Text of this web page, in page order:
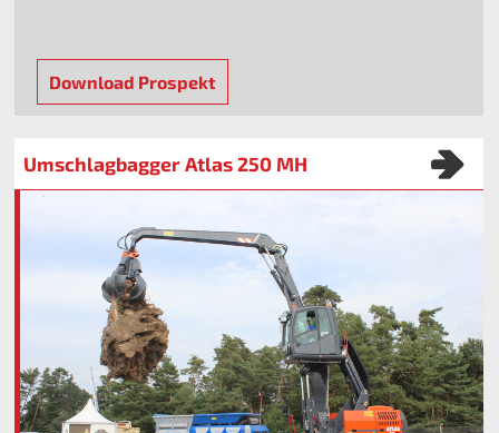
Download Prospekt
Umschlagbagger Atlas 250 MH